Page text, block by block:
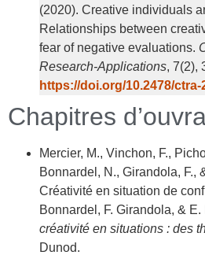
(2020). Creative individuals
Relationships between
fear of negative evaluations.
Research-Applications, 7(2),
https://doi.org/10.2478/ctra-
Chapitres
Mercier, M., Vinchon, F.,
Bonnardel, N., Girandola, F.,
Créativité en situation de
Bonnardel, F. Girandola, & E.
créativité en situations : des
Dunod.